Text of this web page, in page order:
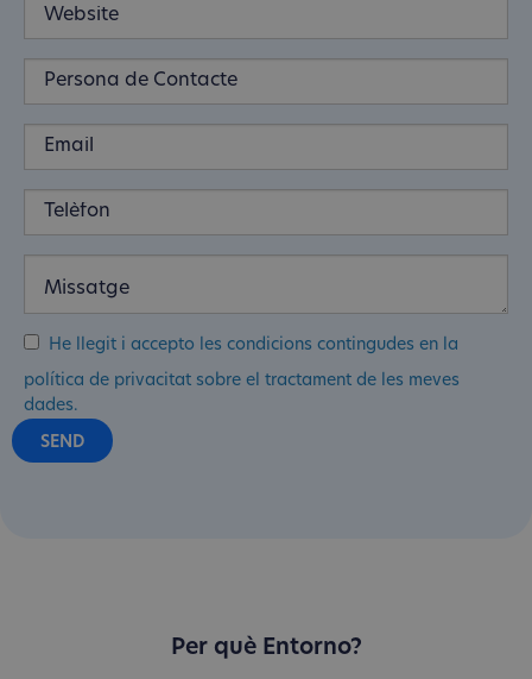
He llegit i accepto les condicions contingudes en la
política de privacitat sobre el tractament de les meves
dades.
Per què Entorno?